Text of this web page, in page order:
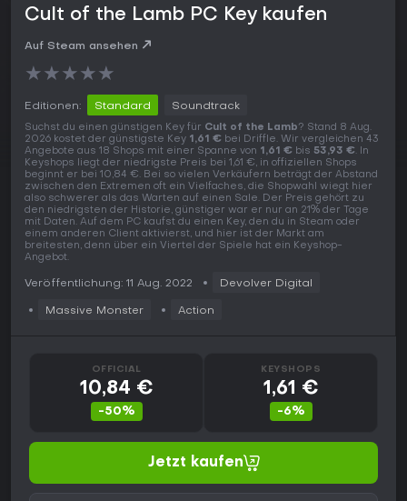
Cult of the Lamb PC Key kaufen
Auf Steam ansehen
★★★★★
Editionen: Standard Soundtrack
Suchst du einen günstigen Key für Cult of the Lamb? Stand 8 Aug.
2026 kostet der günstigste Key 1,61 € bei Driffle. Wir vergleichen 43
Angebote aus 18 Shops mit einer Spanne von 1,61 € bis 53,93 €. In
Keyshops liegt der niedrigste Preis bei 1,61 €, in offiziellen Shops
beginnt er bei 10,84 €. Bei so vielen Verkäufern beträgt der Abstand
zwischen den Extremen oft ein Vielfaches, die Shopwahl wiegt hier
also schwerer als das Warten auf einen Sale. Der Preis gehört zu
den niedrigsten der Historie, günstiger war er nur an 21% der Tage
mit Daten. Auf dem PC kaufst du einen Key, den du in Steam oder
einem anderen Client aktivierst, und hier ist der Markt am
breitesten, denn über ein Viertel der Spiele hat ein Keyshop-
Angebot.
Veröffentlichung: 11 Aug. 2022 Devolver Digital
Massive Monster Action
OFFICIAL
10,84 €
-50%
KEYSHOPS
1,61 €
-6%
Jetzt kaufen